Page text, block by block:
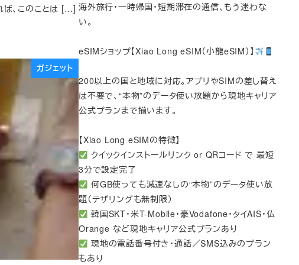
ば、このことは […]
ガジェット
海外旅行・一時帰国・短期滞在の通信、もう迷わな
い。
eSIMショップ【Xiao Long eSIM（小龍eSIM）】
200以上の国と地域に対応。アプリやSIMの差し替え
は不要で、“本物”のデータ使い放題から現地キャリア
公式プランまで揃います。
【Xiao Long eSIMの特徴】
クイックインストールリンク or QRコード で 最短
3分で設定完了
何GB使っても減速なしの“本物”のデータ使い放
題（テザリングも無制限）
韓国SKT・米T-Mobile・豪Vodafone・タイAIS・仏
Orange など現地キャリア公式プランあり
現地の電話番号付き・通話／SMS込みのプラン
もあり